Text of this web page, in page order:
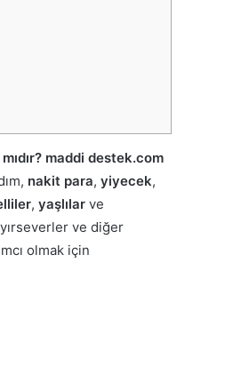
maddi destek.com
nakit para, yiyecek,
, yaşlılar ve
ve diğer
olmak için